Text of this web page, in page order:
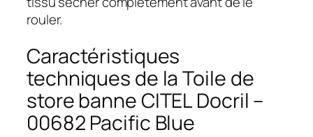
rouler.
Caractéristiques
techniques de la Toile de
store banne CITEL Docril –
00682 Pacific Blue